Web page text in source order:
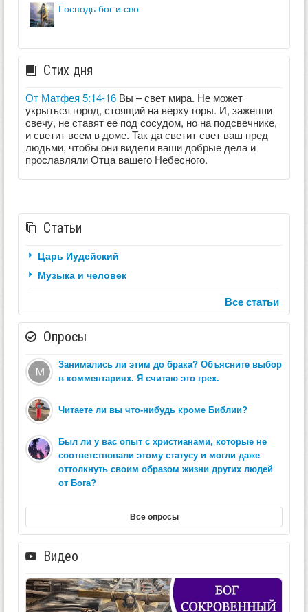
господь бог и сво
Стих дня
От Матфея 5:14-16 Вы – свет мира. Не может
укрыться город, стоящий на верху горы. И, зажегши
свечу, не ставят ее под сосудом, но на подсвечнике,
и светит всем в доме. Так да светит свет ваш пред
людьми, чтобы они видели ваши добрые дела и
прославляли Отца вашего Небесного.
Статьи
Царь Иудейский
Музыка и человек
Все статьи
Опросы
Занимались ли этим до брака? Объясните выбор
в комментариях. Я считаю это грех.
Читаете ли вы что-нибудь кроме Библии?
Был ли у вас опыт с христианами, которые не
соответствовали этому статусу и могли даже
оттолкнуть своим образом жизни других людей
от Бога?
Все опросы
Видео